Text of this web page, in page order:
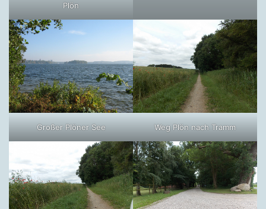
Plön
Großer Plöner See Weg Plön nach Tramm